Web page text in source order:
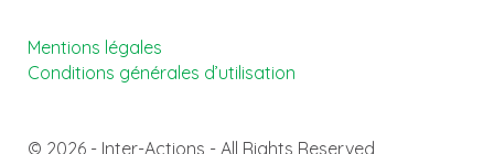
Mentions légales
Conditions générales d’utilisation
© 2026 - Inter-Actions - All Rights Reserved